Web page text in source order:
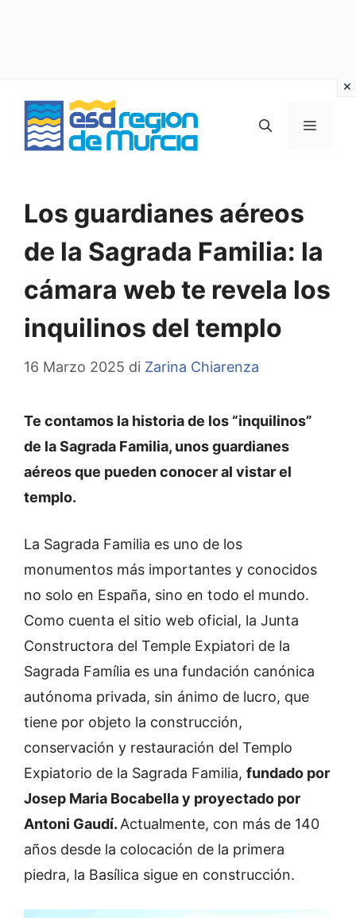
contenuto
MENU
Los guardianes aéreos
de la Sagrada Familia: la
cámara web te revela los
inquilinos del templo
16 Marzo 2025 di Zarina Chiarenza
Te contamos la historia de los “inquilinos”
de la Sagrada Familia, unos guardianes
aéreos que pueden conocer al vistar el
templo.
La Sagrada Familia es uno de los
monumentos más importantes y conocidos
no solo en España, sino en todo el mundo.
Como cuenta el sitio web oficial, la Junta
Constructora del Temple Expiatori de la
Sagrada Família es una fundación canónica
autónoma privada, sin ánimo de lucro, que
tiene por objeto la construcción,
conservación y restauración del Templo
Expiatorio de la Sagrada Familia, fundado por
Josep Maria Bocabella y proyectado por
Antoni Gaudí.Actualmente, con más de 140
años desde la colocación de la primera
piedra, la Basílica sigue en construcción.